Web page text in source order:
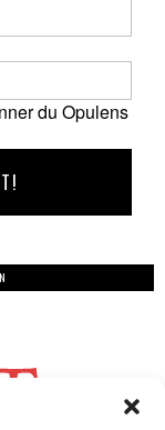
du Opulens